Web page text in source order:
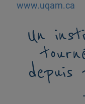
www.uqam.ca
Un